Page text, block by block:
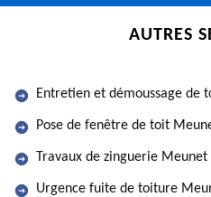
AUTRES
Entretien et démoussage de
Pose de fenêtre de toit
Travaux de zinguerie Meunet
Urgence fuite de toiture